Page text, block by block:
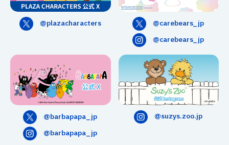
@plazacharacters
@carebears_jp
@carebears_jp
@barbapapa_jp
@barbapapa_jp
@suzys.zoo.jp